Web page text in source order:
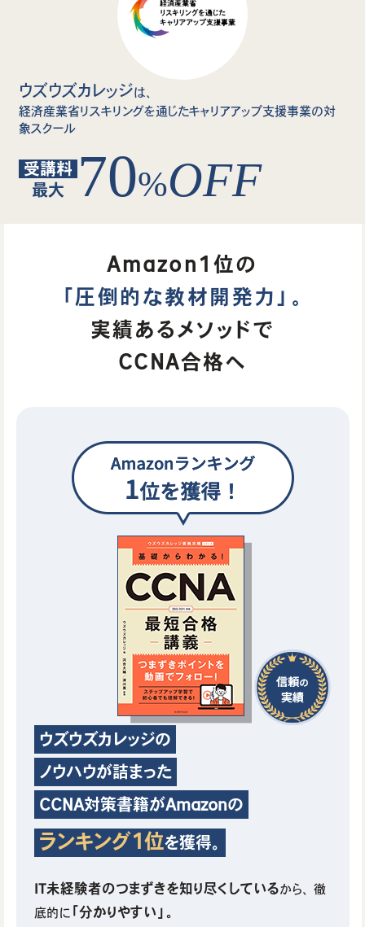
ウズウズカレッジは、
経済産業省リスキリングを通じたキャリアアップ支援事業の対
象スクール
受講料
最大
70%OFF
Amazon1位の
「圧倒的な教材開発力」。
実績あるメソッドで
CCNA合格へ
ウズウズカレッジの
ノウハウが詰まった
CCNA対策書籍がAmazonの
ランキング1位を獲得。
IT未経験者のつまずきを知り尽くしているから、
徹
底的に 「分かりやすい」。